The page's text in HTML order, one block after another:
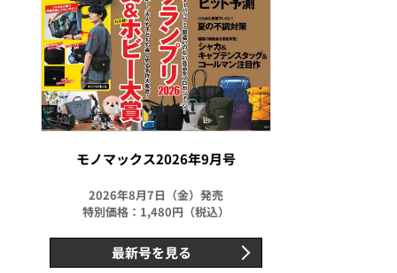
モノマックス2026年9月号
2026年8月7日（金）発売
特別価格：1,480円（税込）
最新号を見る